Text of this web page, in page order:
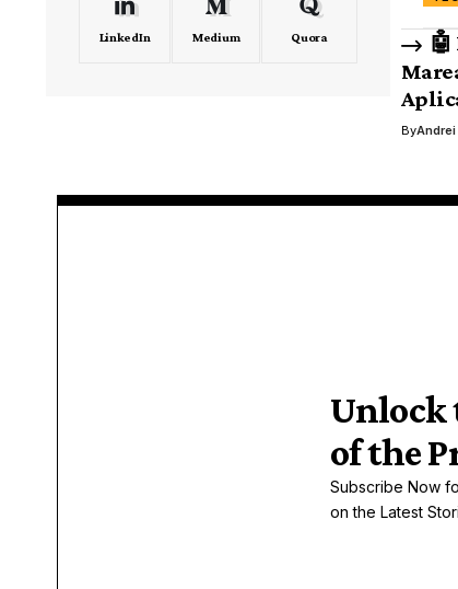
ByAndrei
LinkedIn Medium Quora
Unlock
of the
Subscribe Now
on the Latest